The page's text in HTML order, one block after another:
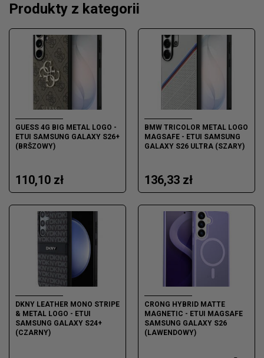
Produkty z kategorii
GUESS 4G BIG METAL LOGO -
ETUI SAMSUNG GALAXY S26+
(BRŠZOWY)
110,10 zł
BMW TRICOLOR METAL LOGO
MAGSAFE - ETUI SAMSUNG
GALAXY S26 ULTRA (SZARY)
136,33 zł
DKNY LEATHER MONO STRIPE
& METAL LOGO - ETUI
SAMSUNG GALAXY S24+
(CZARNY)
CRONG HYBRID MATTE
MAGNETIC - ETUI MAGSAFE
SAMSUNG GALAXY S26
(LAWENDOWY)